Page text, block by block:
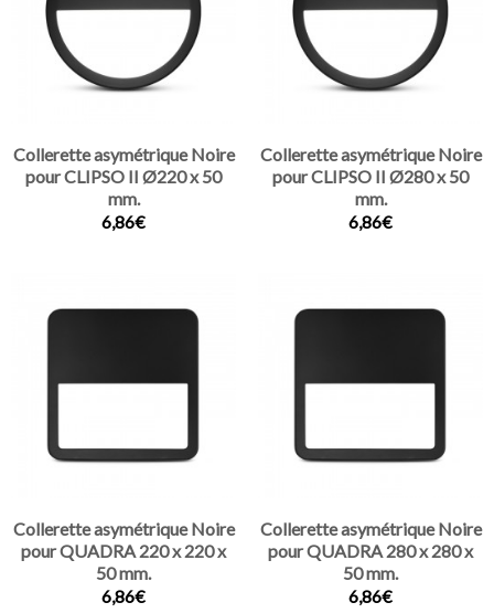
Collerette asymétrique Noire
pour CLIPSO II Ø220 x 50
mm.
6,86€
Collerette asymétrique Noire
pour CLIPSO II Ø280 x 50
mm.
6,86€
Collerette asymétrique Noire
pour QUADRA 220 x 220 x
50 mm.
6,86€
Collerette asymétrique Noire
pour QUADRA 280 x 280 x
50 mm.
6,86€